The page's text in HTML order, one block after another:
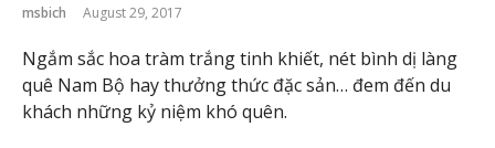
msbich August 29, 2017
Ngắm sắc hoa tràm trắng tinh khiết, nét bình dị làng
quê Nam Bộ hay thưởng thức đặc sản… đem đến du
khách những kỷ niệm khó quên.